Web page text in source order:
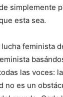
simplemente
esta sea.
feminista
las voces:
no es un